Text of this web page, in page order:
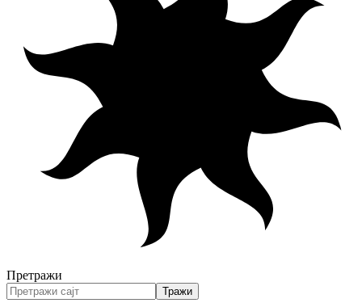
Претражи